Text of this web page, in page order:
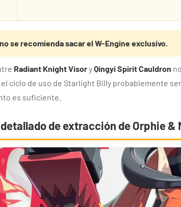
se recomienda sacar el W-Engine exclusivo.
Radiant Knight VisoryQingyi Spirit Cauldron
ciclo de uso de Starlight Billy probablemente
es suficiente.
de extracción de Orphie &